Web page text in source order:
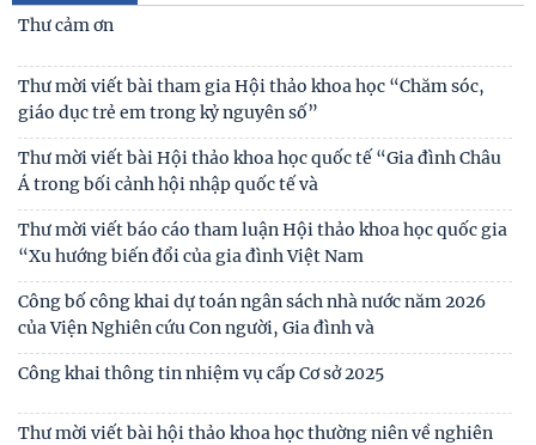
“Xu hướng biến đổi của gia đình Việt Nam
của Viện Nghiên cứu Con người, Gia đình và
Công khai thông tin nhiệm vụ cấp Cơ sở 2025
Thư mời viết bài hội thảo khoa học thường niên về nghiên
cứu con người “NÂNG CAO CHẤT LƯỢNG CUỘC
Thông báo triệu tập thí sinh đủ điều kiện, tiêu chuẩn, tham
gia sát hạch trình độ hiểu biết chung
Thông báo kết quả kiểm tra điều kiện, tiêu chuẩn, văn
bằng, chứng chỉ đối với thí sinh đăng ký dự
tiêu chuẩn, văn bằng, chứng chỉ đối với thí
Mục lục tạp chí Nghiên cứu Con người số 6 (135) 2024/Table
of contents Human Studies Journal No6
Mục lục tạp chí Nghiên cứu Con người số 5 (134) 2024 /Table